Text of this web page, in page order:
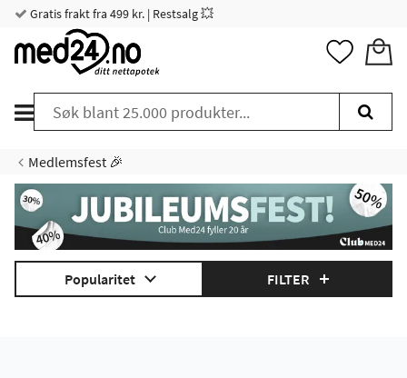
Gratis frakt fra 499 kr. | Restsalg 💥
Medlemsfest 🎉
Popularitet FILTER